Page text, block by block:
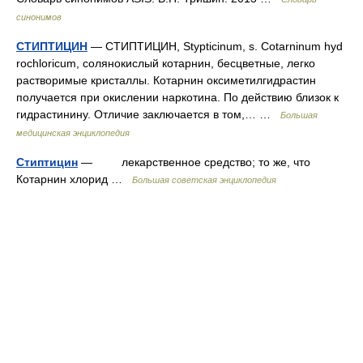
синонимов
СТИПТИЦИН — СТИПТИЦИН, Stypticinum, s. Cotarninum hyd
rochloricum, солянокислый котарнин, бесцветные, легко
растворимые кристаллы. Котарнин оксиметилгидрастин
получается при окислении наркотина. По действию близок к
гидрастинину. Отличие заключается в том,… …
Большая
медицинская энциклопедия
Стиптицин — лекарственное средство; то же, что
Котарнин хлорид …
Большая советская энциклопедия